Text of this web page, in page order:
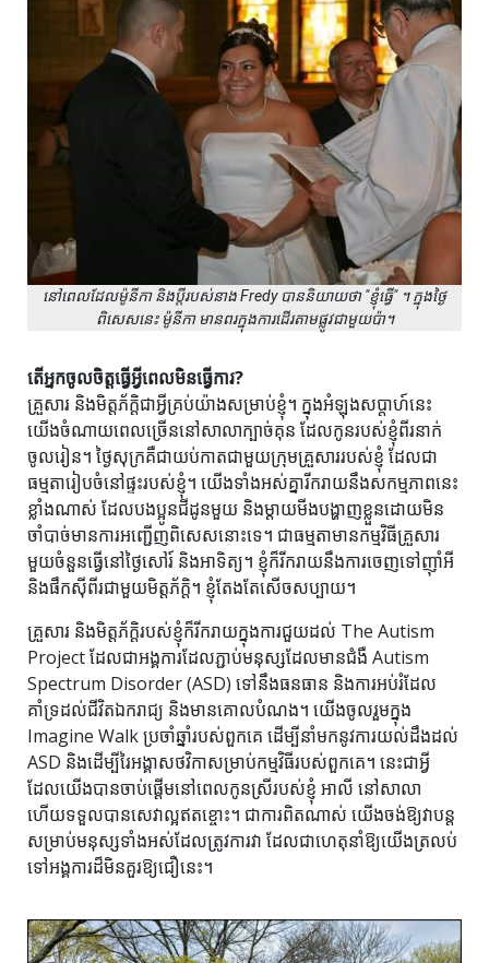
នៅពេលដែលម៉ូនីកា និងប្តីរបស់នាង Fredy បាននិយាយថា "ខ្ញុំធ្វើ" ។ ក្នុង​ថ្ងៃ​
ពិសេស​នេះ ម៉ូនីកា មាន​ពរ​ក្នុង​ការ​ដើរ​តាម​ផ្លូវ​ជាមួយ​ប៉ា។
តើអ្នកចូលចិត្តធ្វើអ្វីពេលមិនធ្វើការ?
គ្រួសារ និង​មិត្តភ័ក្តិ​ជា​អ្វី​គ្រប់​យ៉ាង​សម្រាប់​ខ្ញុំ។ ក្នុងអំឡុងសប្តាហ៍នេះ
យើងចំណាយពេលច្រើននៅសាលាក្បាច់គុន ដែលកូនរបស់ខ្ញុំពីរនាក់
ចូលរៀន។ ថ្ងៃ​សុក្រ​គឺ​ជា​យប់​កាត​ជាមួយ​ក្រុម​គ្រួសារ​របស់​ខ្ញុំ ដែល​ជា​
ធម្មតា​រៀបចំ​នៅ​ផ្ទះ​របស់​ខ្ញុំ។ យើងទាំងអស់គ្នារីករាយនឹងសកម្មភាពនេះ
ខ្លាំងណាស់ ដែលបងប្អូនជីដូនមួយ និងម្ដាយមីងបង្ហាញខ្លួនដោយមិន
ចាំបាច់មានការអញ្ជើញពិសេសនោះទេ។ ជា​ធម្មតា​មាន​កម្មវិធី​គ្រួសារ​
មួយ​ចំនួន​ធ្វើ​នៅ​ថ្ងៃ​សៅរ៍ និង​អាទិត្យ។ ខ្ញុំ​ក៏​រីករាយ​នឹង​ការ​ចេញ​ទៅ​ញ៉ាំ​អី
និង​ផឹក​ស៊ី​ពីរ​ជាមួយ​មិត្តភ័ក្ដិ។ ខ្ញុំតែងតែសើចសប្បាយ។
គ្រួសារ និងមិត្តភ័ក្តិរបស់ខ្ញុំក៏រីករាយក្នុងការជួយដល់ The Autism
Project ដែលជាអង្គការដែលភ្ជាប់មនុស្សដែលមានជំងឺ Autism
Spectrum Disorder (ASD) ទៅនឹងធនធាន និងការអប់រំដែល
គាំទ្រដល់ជីវិតឯករាជ្យ និងមានគោលបំណង។ យើងចូលរួមក្នុង
Imagine Walk ប្រចាំឆ្នាំរបស់ពួកគេ ដើម្បីនាំមកនូវការយល់ដឹងដល់
ASD និងដើម្បីរៃអង្គាសថវិកាសម្រាប់កម្មវិធីរបស់ពួកគេ។ នេះ​ជា​អ្វី​
ដែល​យើង​បាន​ចាប់​ផ្ដើម​នៅ​ពេល​កូន​ស្រី​របស់​ខ្ញុំ អាលី នៅ​សាលា
ហើយ​ទទួល​បាន​សេវា​ល្អ​ឥត​ខ្ចោះ។ ជាការពិតណាស់ យើងចង់ឱ្យវាបន្ត
សម្រាប់មនុស្សទាំងអស់ដែលត្រូវការវា ដែលជាហេតុនាំឱ្យយើងត្រលប់
ទៅអង្គការដ៏មិនគួរឱ្យជឿនេះ។